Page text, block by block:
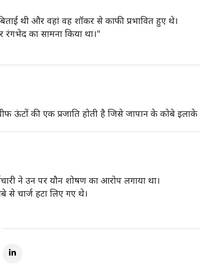
थी और वहां वह शॉकर से काफी प्रभावित हुए थे।
रंगभेद का सामना किया था।"
ऊंटों की एक प्रजाति होती है जिसे जापान के कोबे इलाके
ने उन पर यौन शोषण का आरोप लगाया था।
चार्ज हटा लिए गए थे।